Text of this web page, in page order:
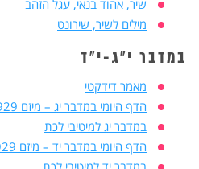
שיר, אהוד בנאי, עגל הזהב
מילים לשיר, שירונט
במדבר י"ג-י"ד
מאמר דידקטי
הדף היומי במדבר יג – מיזם 929
במדבר יג למיטיבי לכת
הדף היומי במדבר יד – מיזם 929